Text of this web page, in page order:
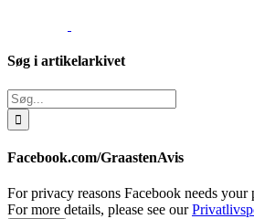
Søg i artikelarkivet
Søg
efter:
Facebook.com/GraastenAvis
For privacy reasons Facebook needs your
For more details, please see our